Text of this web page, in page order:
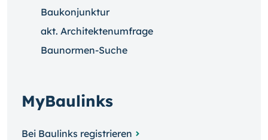
Baukonjunktur
akt. Architektenumfrage
Baunormen-Suche
MyBaulinks
Bei Baulinks registrieren